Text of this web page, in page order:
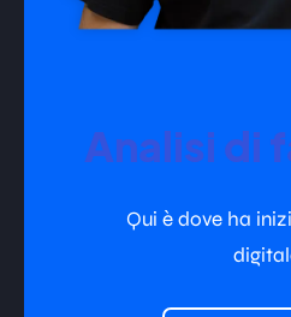
Analisi di
Qui è dove ha